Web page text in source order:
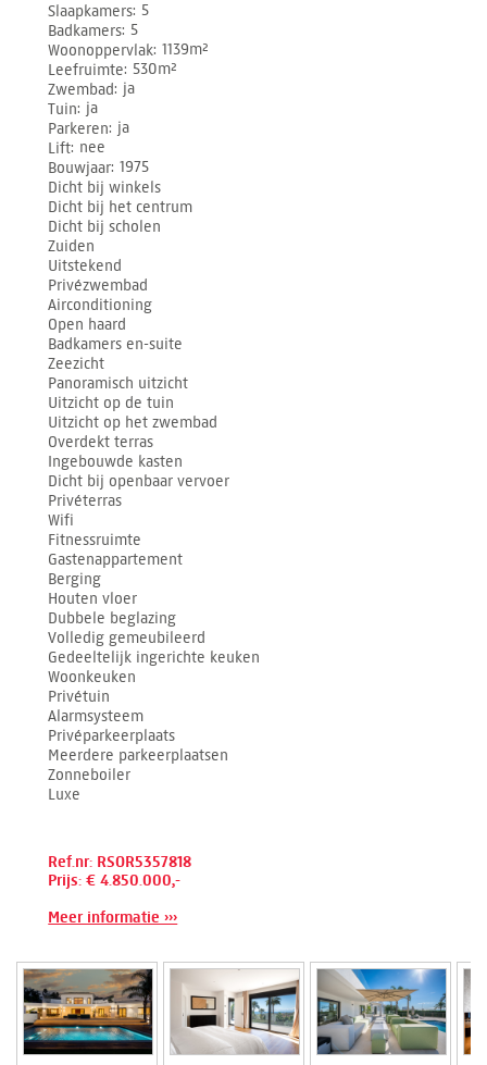
Slaapkamers 5
Badkamers 5
Woonoppervlak 1139m²
Leefruimte 530m²
Zwembad ja
Tuin ja
Parkeren ja
Lift nee
Bouwjaar 1975
Dicht bij winkels
Dicht bij het centrum
Dicht bij scholen
Zuiden
Uitstekend
Privézwembad
Airconditioning
Open haard
Badkamers en-suite
Zeezicht
Panoramisch uitzicht
Uitzicht op de tuin
Uitzicht op het zwembad
Overdekt terras
Ingebouwde kasten
Dicht bij openbaar vervoer
Privéterras
Wifi
Fitnessruimte
Gastenappartement
Berging
Houten vloer
Dubbele beglazing
Volledig gemeubileerd
Gedeeltelijk ingerichte keuken
Woonkeuken
Privétuin
Alarmsysteem
Privéparkeerplaats
Meerdere parkeerplaatsen
Zonneboiler
Luxe
Ref.nr: RSOR5357818
Prijs: € 4.850.000,-
Meer informatie ›››